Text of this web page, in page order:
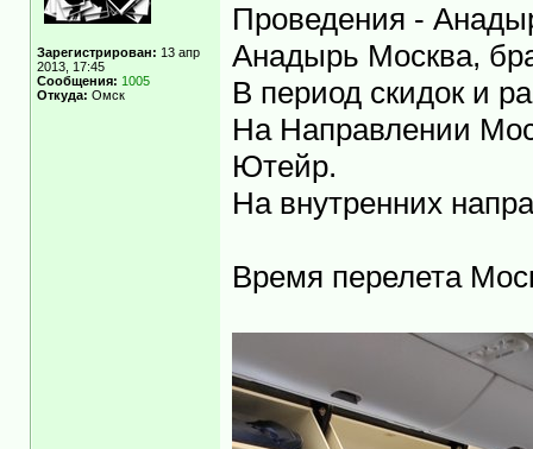
Зарегистрирован: 13 апр
2013, 17:45
Сообщения: 1005
Откуда: Омск
Проведения -
Анадырь Москва,
В период скидок и
На Направлении
Ютейр.
На внутренних
Время перелета